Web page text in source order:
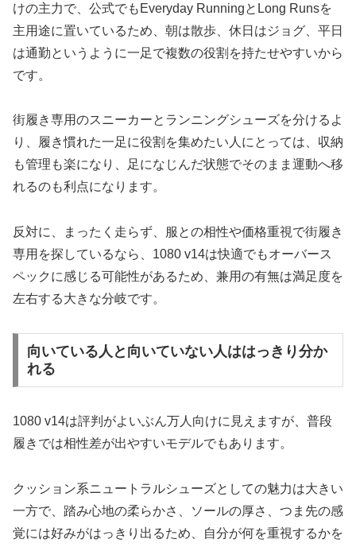
けの主力で、公式でもEveryday RunningとLong Runsを
主用途に置いているため、朝は散歩、休日はジョグ、平日
は通勤というように一足で複数の役割を持たせやすいから
です。
街履き専用のスニーカーとランニングシューズを分けるよ
り、履き慣れた一足に役割を集めたい人にとっては、収納
も管理も楽になり、足になじんだ状態でそのまま運動へ移
れるのも利点になります。
反対に、まったく走らず、服との相性や価格重視で街履き
専用を探しているなら、1080 v14は快適でもオーバース
ペックに感じる可能性があるため、兼用の有無は満足度を
左右する大きな分岐です。
向いている人と向いていない人ははっきり分か
れる
1080 v14は評判がよいぶん万人向けに見えますが、普段
履きでは相性差が出やすいモデルでもあります。
クッション系ニュートラルシューズとしての魅力は大きい
一方で、踏み心地の柔らかさ、ソールの厚さ、つま先の感
覚には好みがはっきり出るため、自分が何を重視するかを